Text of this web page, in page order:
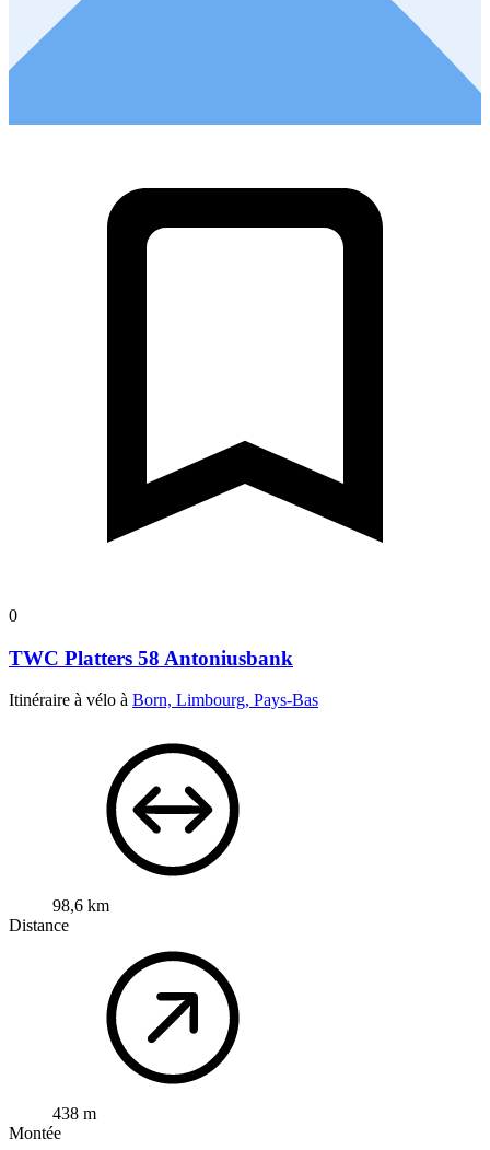
0
TWC Platters 58 Antoniusbank
Itinéraire à vélo à Born, Limbourg, Pays-Bas
98,6 km
Distance
438 m
Montée